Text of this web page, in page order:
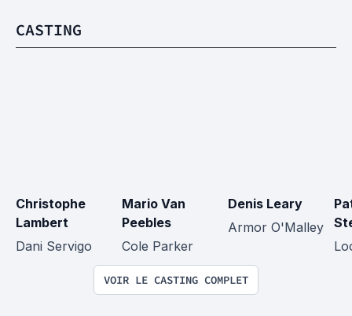
CASTING
Christophe
Lambert
Dani Servigo
Mario Van
Peebles
Cole Parker
Denis Leary
Armor O'Malley
VOIR LE CASTING COMPLET